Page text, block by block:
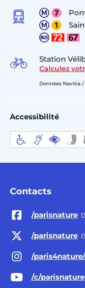
Station
Calculez
Données Navitia
Accessibilité
Contacts
/parisnature
/parisnature
/paris4nature/
/c/parisnature